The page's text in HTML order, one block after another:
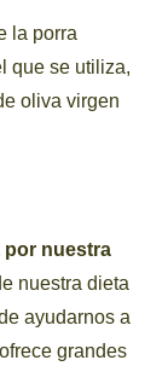
la porra
que se utiliza,
oliva virgen
por nuestra
nuestra dieta
ayudarnos a
grandes